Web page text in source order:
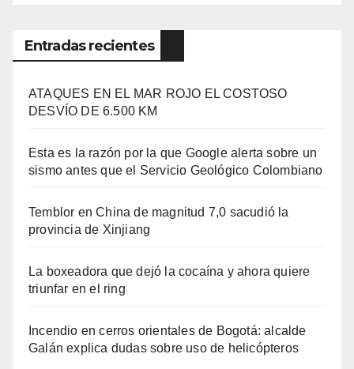
Entradas recientes
ATAQUES EN EL MAR ROJO EL COSTOSO
DESVÍO DE 6.500 KM
Esta es la razón por la que Google alerta sobre un
sismo antes que el Servicio Geológico Colombiano
Temblor en China de magnitud 7,0 sacudió la
provincia de Xinjiang
La boxeadora que dejó la cocaína y ahora quiere
triunfar en el ring​
Incendio en cerros orientales de Bogotá: alcalde
Galán explica dudas sobre uso de helicópteros